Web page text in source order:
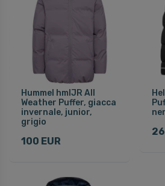
Hummel hmlJR All
Weather Puffer, giacca
invernale, junior,
grigio
100 EUR